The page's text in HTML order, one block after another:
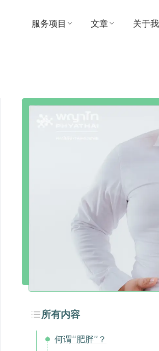
服务项目
患者及访客指南
文章
推荐
关于
管理
消息
所有内容
何谓“肥胖”？